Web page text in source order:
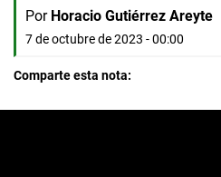
Por Horacio Gutiérrez Areyte
7 de octubre de 2023 - 00:00
Comparte esta nota: